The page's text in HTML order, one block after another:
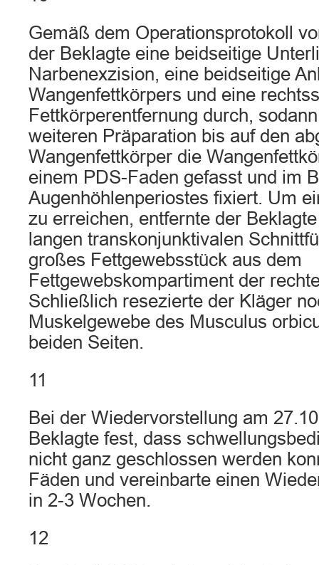
Gemäß dem Operationsprotokoll
der Beklagte eine beidseitige
Narbenexzision, eine beidseitige
Wangenfettkörpers und eine
Fettkörperentfernung durch,
weiteren Präparation bis auf den
Wangenfettkörper die
einem PDS-Faden gefasst und im
Augenhöhlenperiostes fixiert. Um
zu erreichen, entfernte der
langen transkonjunktivalen
großes Fettgewebsstück aus dem
Fettgewebskompartiment der
Schließlich resezierte der Kläger
Muskelgewebe des Musculus
beiden Seiten.
11
Bei der Wiedervorstellung am
Beklagte fest, dass
nicht ganz geschlossen werden
Fäden und vereinbarte einen
in 2-3 Wochen.
12